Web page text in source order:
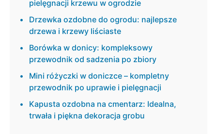
pielęgnacji krzewu w ogrodzie
Drzewka ozdobne do ogrodu: najlepsze
drzewa i krzewy liściaste
Borówka w donicy: kompleksowy
przewodnik od sadzenia po zbiory
Mini różyczki w doniczce – kompletny
przewodnik po uprawie i pielęgnacji
Kapusta ozdobna na cmentarz: Idealna,
trwała i piękna dekoracja grobu